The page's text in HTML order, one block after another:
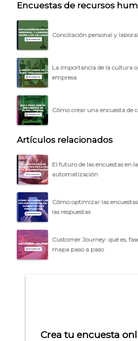
Encuestas de recursos
Conciliación personal y
La importancia de la cultura
empresa
Cómo crear una encuesta de
Artículos relacionados
El futuro de las encuestas en
automatización
Cómo optimizar las
las respuestas
Customer Journey: qué es,
mapa paso a paso
Crea tu encuesta